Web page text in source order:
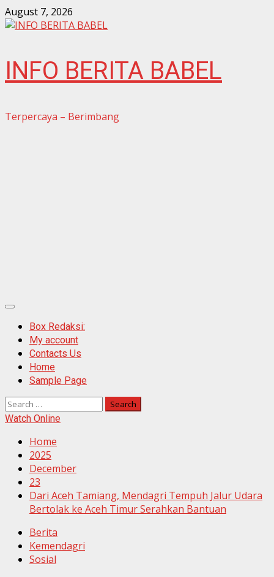
Skip
to
August 7, 2026
INFO BERITA BABEL
Terpercaya – Berimbang
Primary
MenuBox Redaksi:
My account
Contacts Us
Home
Sample Page
Search
for:
Watch Online
Home
2025
December
23
Dari Aceh Tamiang, Mendagri Tempuh Jalur Udara
Bertolak ke Aceh Timur Serahkan Bantuan
Berita
Kemendagri
Sosial